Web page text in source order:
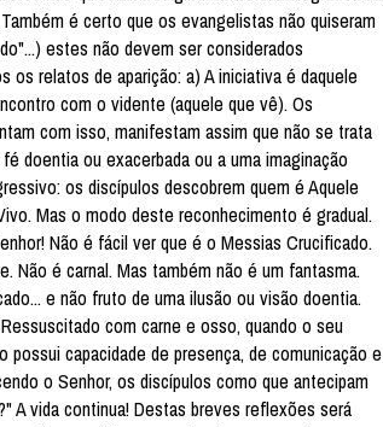
é certo que os evangelistas não quiseram
estes não devem ser considerados
relatos de aparição: a) A iniciativa é daquele
com o vidente (aquele que vê). Os
com isso, manifestam assim que não se trata
doentia ou exacerbada ou a uma imaginação
os discípulos descobrem quem é Aquele
Mas o modo deste reconhecimento é gradual.
Não é fácil ver que é o Messias Crucificado.
Não é carnal. Mas também não é um fantasma.
e não fruto de uma ilusão ou visão doentia.
com carne e osso, quando o seu
capacidade de presença, de comunicação e
o Senhor, os discípulos como que antecipam
A vida continua! Destas breves reflexões será